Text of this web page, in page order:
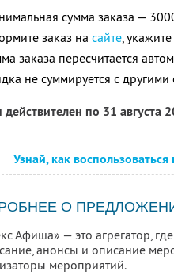
сумма заказа —
заказ на сайте,
заказа пересчитается
не суммируется с
действителен по 31 августа
Узнай, как
О
Афиша» — это агрегатор,
анонсы и описание
мероприятий.